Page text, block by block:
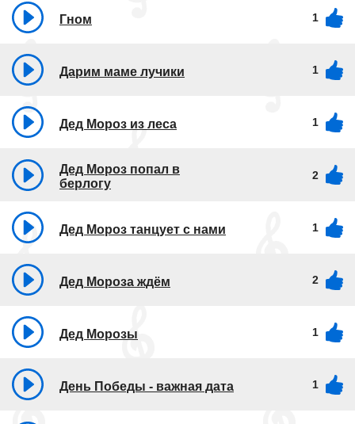
Гном 1
Дарим маме лучики 1
Дед Мороз из леса 1
Дед Мороз попал в
берлогу
2
Дед Мороз танцует с нами 1
Дед Мороза ждём 2
Дед Морозы 1
День Победы - важная дата 1